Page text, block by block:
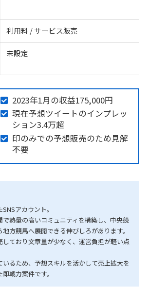
利用料 / サービス販売
未設定
2023年1月の収益175,000円
現在予想ツイートのインプレッ
ション3.4万超
印のみでの予想販売のため見解
不要
アカウント。
熱量の高いコミュニティを構築し、中央競
方競馬へ展開できる伸びしろがあります。
ており文章量が少なく、運営負担が軽い点
いるため、予想スキルを活かして売上拡大を
戦力案件です。